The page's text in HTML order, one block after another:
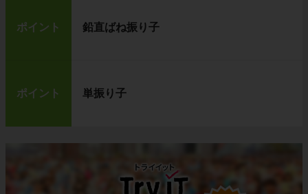
ポイント 鉛直ばね振り子
ポイント 単振り子